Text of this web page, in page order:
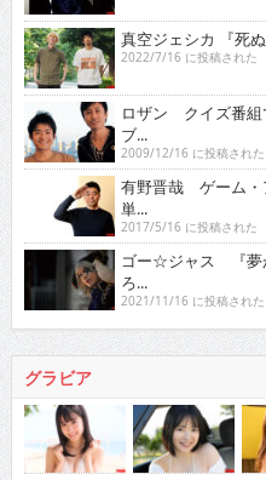
真空ジェシカ 『死
2022/7/16 に投稿された
ロザン クイズ番組
ブ...
2009/12/16 に投稿された
有野晋哉 ゲーム・
単...
2017/5/16 に投稿された
ゴー☆ジャス 『夢
ろ...
2021/11/16 に投稿された
グラビア